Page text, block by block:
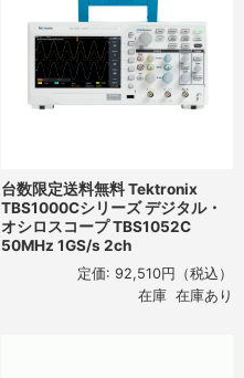
台数限定送料無料 Tektronix
TBS1000Cシリーズ デジタル・
オシロスコープ TBS1052C
50MHz 1GS/s 2ch
定価: 92,510円
（税込）
在庫 在庫あり